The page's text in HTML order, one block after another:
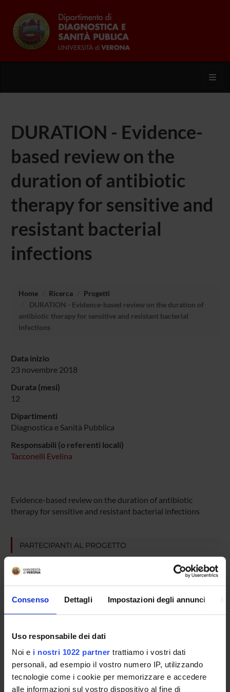
Consenso Dettagli Impostazioni degli annunci
Uso responsabile dei dati
Noi e i nostri 1022 partner trattiamo i vostri dati
personali, ad esempio il vostro numero IP, utilizzando
tecnologie come i cookie per memorizzare e accedere
alle informazioni sul vostro dispositivo al fine di
DURATION - Evidence-
based review on the
duration of antibiotic
therapy for sensitive and
resistant bacterial
infections
Home Ricerca
Progetti
DURATION - Evidence-based review on the duration of
antibiotic therapy for sensitive and resistant bacterial
infections
Data inizio
23 novembre 2018
Durata (mesi)
12
Dipartimenti
Diagnostica e Sanità Pubblica
Responsabili (o referenti locali)
Tacconelli Evelina
Evidence-based review on the duration of antibiotic
therapy for sensitive and resistant bacterial infections
PARTECIPANTI AL PROGETTO
Evelina Tacconelli
Professore ordinario
Infectious Diseases (DDSP)
Infectious Diseases (DNBM)